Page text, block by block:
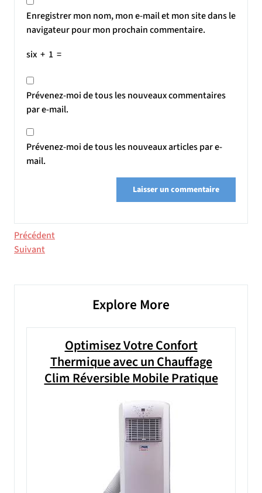
Enregistrer mon nom, mon e-mail et mon site dans le
navigateur pour mon prochain commentaire.
six + 1 =
Prévenez-moi de tous les nouveaux commentaires
par e-mail.
Prévenez-moi de tous les nouveaux articles par e-
mail.
Navigation
de
Article
précédent
Précédent
Article
Suivant
Explore More
Optimisez Votre Confort
Thermique avec un Chauffage
Clim Réversible Mobile Pratique